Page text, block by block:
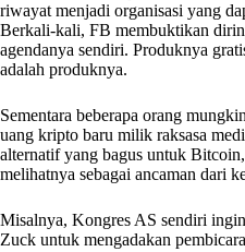
riwayat menjadi organisasi yang
Berkali-kali, FB membuktikan
agendanya sendiri. Produknya
adalah produknya.
Sementara beberapa orang
uang kripto baru milik raksasa
alternatif yang bagus untuk
melihatnya sebagai ancaman dari
Misalnya, Kongres AS sendiri
Zuck untuk mengadakan